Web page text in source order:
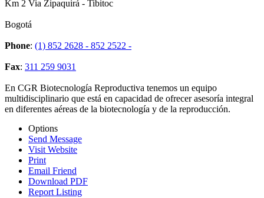
Km 2 Via Zipaquirá - Tibitoc
Bogotá
Phone: (1) 852 2628 - 852 2522 -
Fax: 311 259 9031
En CGR Biotecnología Reproductiva tenemos un equipo
multidisciplinario que está en capacidad de ofrecer asesoría integral
en diferentes aéreas de la biotecnología y de la reproducción.
Options
Send Message
Visit Website
Print
Email Friend
Download PDF
Report Listing